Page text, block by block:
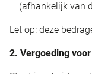
(afhankelijk van
Let op: deze
2. Vergoeding